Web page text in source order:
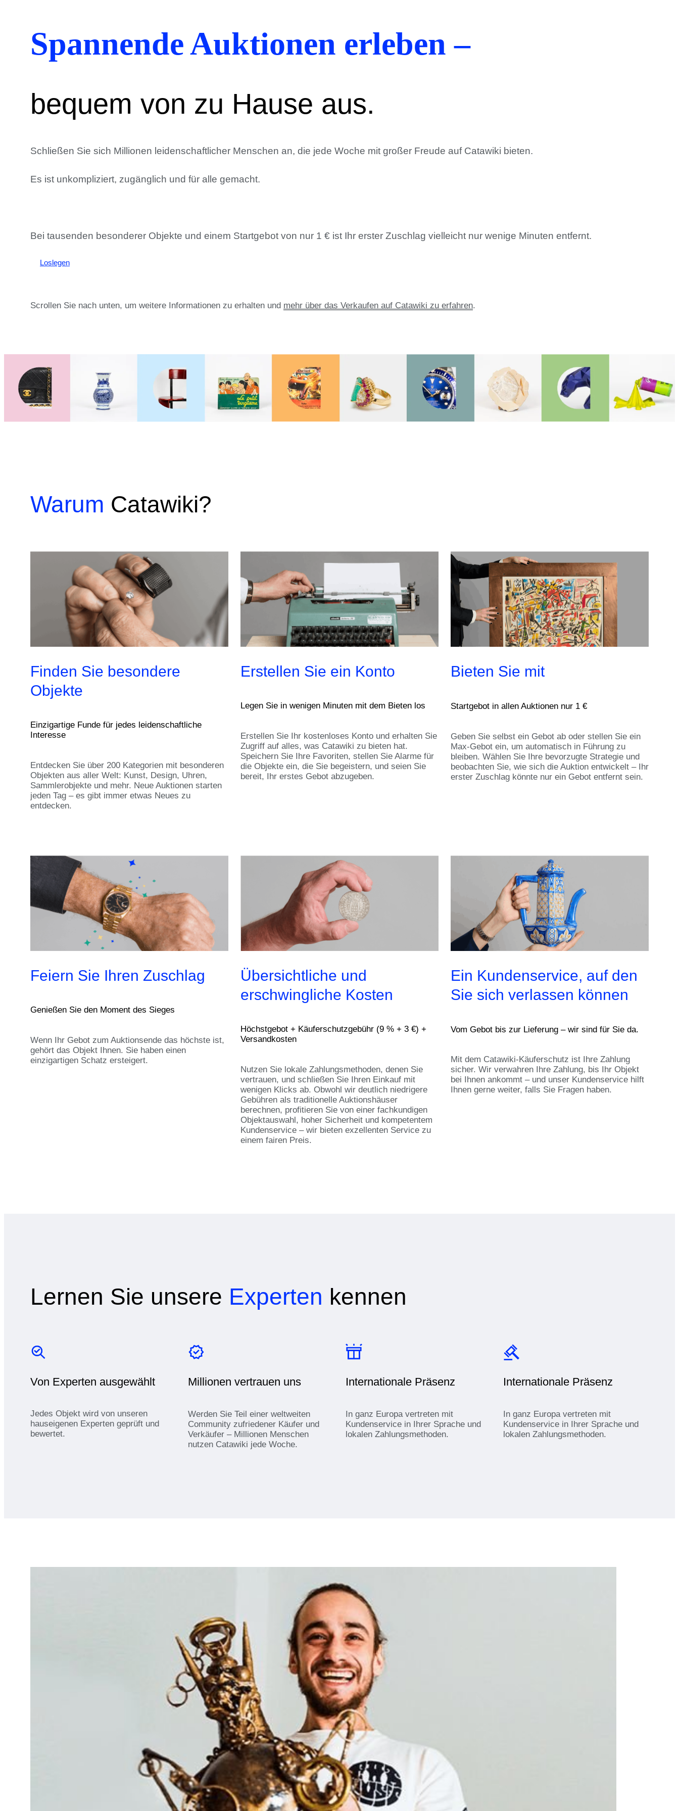
Spannende Auktionen erleben –
bequem von zu Hause aus.
Schließen Sie sich Millionen leidenschaftlicher Menschen an, die jede Woche mit großer Freude auf Catawiki bieten.
Es ist unkompliziert, zugänglich und für alle gemacht.
Bei tausenden besonderer Objekte und einem Startgebot von nur 1 € ist Ihr erster Zuschlag vielleicht nur wenige Minuten entfernt.
Loslegen
Scrollen Sie nach unten, um weitere Informationen zu erhalten und mehr über das Verkaufen auf Catawiki zu erfahren.
Warum Catawiki?
Finden Sie besondere
Objekte
Einzigartige Funde für jedes leidenschaftliche
Interesse
Entdecken Sie über 200 Kategorien mit besonderen
Objekten aus aller Welt: Kunst, Design, Uhren,
Sammlerobjekte und mehr. Neue Auktionen starten
jeden Tag – es gibt immer etwas Neues zu
entdecken.
Erstellen Sie ein Konto
Legen Sie in wenigen Minuten mit dem Bieten los
Erstellen Sie Ihr kostenloses Konto und erhalten Sie
Zugriff auf alles, was Catawiki zu bieten hat.
Speichern Sie Ihre Favoriten, stellen Sie Alarme für
die Objekte ein, die Sie begeistern, und seien Sie
bereit, Ihr erstes Gebot abzugeben.
Bieten Sie mit
Startgebot in allen Auktionen nur 1 €
Geben Sie selbst ein Gebot ab oder stellen Sie ein
Max-Gebot ein, um automatisch in Führung zu
bleiben. Wählen Sie Ihre bevorzugte Strategie und
beobachten Sie, wie sich die Auktion entwickelt – Ihr
erster Zuschlag könnte nur ein Gebot entfernt sein.
Feiern Sie Ihren Zuschlag
Genießen Sie den Moment des Sieges
Wenn Ihr Gebot zum Auktionsende das höchste ist,
gehört das Objekt Ihnen. Sie haben einen
einzigartigen Schatz ersteigert.
Übersichtliche und
erschwingliche Kosten
Höchstgebot + Käuferschutzgebühr (9 % + 3 €) +
Versandkosten
Nutzen Sie lokale Zahlungsmethoden, denen Sie
vertrauen, und schließen Sie Ihren Einkauf mit
wenigen Klicks ab. Obwohl wir deutlich niedrigere
Gebühren als traditionelle Auktionshäuser
berechnen, profitieren Sie von einer fachkundigen
Objektauswahl, hoher Sicherheit und kompetentem
Kundenservice – wir bieten exzellenten Service zu
einem fairen Preis.
Ein Kundenservice, auf den
Sie sich verlassen können
Vom Gebot bis zur Lieferung – wir sind für Sie da.
Mit dem Catawiki-Käuferschutz ist Ihre Zahlung
sicher. Wir verwahren Ihre Zahlung, bis Ihr Objekt
bei Ihnen ankommt – und unser Kundenservice hilft
Ihnen gerne weiter, falls Sie Fragen haben.
Lernen Sie unsere Experten kennen
Von Experten ausgewählt
Jedes Objekt wird von unseren
hauseigenen Experten geprüft und
bewertet.
Millionen vertrauen uns
Werden Sie Teil einer weltweiten
Community zufriedener Käufer und
Verkäufer – Millionen Menschen
nutzen Catawiki jede Woche.
Internationale Präsenz
In ganz Europa vertreten mit
Kundenservice in Ihrer Sprache und
lokalen Zahlungsmethoden.
Internationale Präsenz
In ganz Europa vertreten mit
Kundenservice in Ihrer Sprache und
lokalen Zahlungsmethoden.